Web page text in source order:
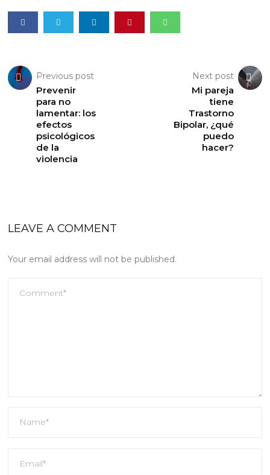
Previous post
Prevenir
para no
lamentar: los
efectos
psicológicos
de la
violencia
Next post
Mi pareja
tiene
Trastorno
Bipolar, ¿qué
puedo
hacer?
LEAVE A COMMENT
Your email address will not be published.